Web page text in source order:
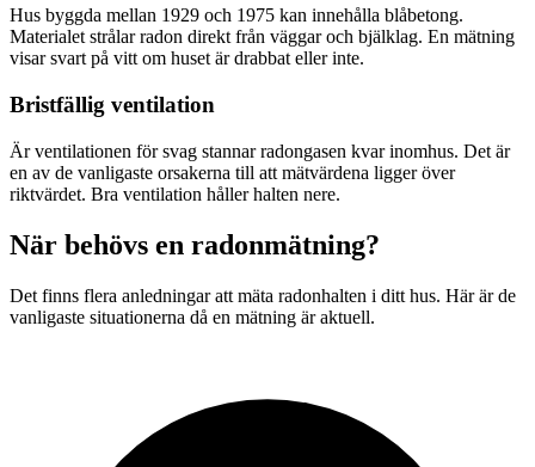
Hus byggda mellan 1929 och 1975 kan innehålla blåbetong.
Materialet strålar radon direkt från väggar och bjälklag. En mätning
visar svart på vitt om huset är drabbat eller inte.
Bristfällig ventilation
Är ventilationen för svag stannar radongasen kvar inomhus. Det är
en av de vanligaste orsakerna till att mätvärdena ligger över
riktvärdet. Bra ventilation håller halten nere.
När behövs en radonmätning?
Det finns flera anledningar att mäta radonhalten i ditt hus. Här är de
vanligaste situationerna då en mätning är aktuell.